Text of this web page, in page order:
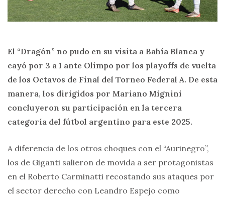
El “Dragón” no pudo en su visita a Bahía Blanca y
cayó por 3 a 1 ante Olimpo por los playoffs de vuelta
de los Octavos de Final del Torneo Federal A. De esta
manera, los dirigidos por Mariano Mignini
concluyeron su participación en la tercera
categoría del fútbol argentino para este 2025.
A diferencia de los otros choques con el “Aurinegro”,
los de Giganti salieron de movida a ser protagonistas
en el Roberto Carminatti recostando sus ataques por
el sector derecho con Leandro Espejo como